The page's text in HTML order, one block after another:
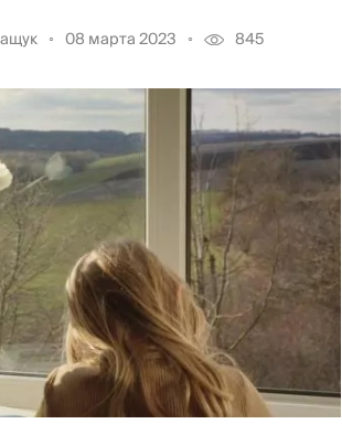
08 марта 2023 845